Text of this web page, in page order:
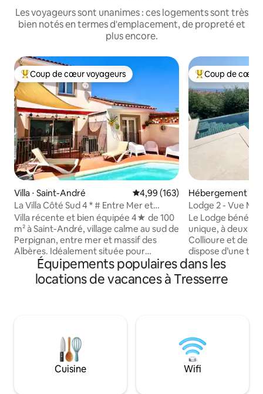
Les voyageurs sont unanimes : ces logements sont très
bien notés en termes d'emplacement, de propreté et
plus encore.
Coups de cœur voyageurs les plus appréciés
Coup de cœur voyageurs
Villa ⋅ Saint-André Évaluation moyenne sur la
4,99 (163)
La Villa Côté Sud 4 * # Entre Mer et
Montagne #
Villa récente et bien équipée 4★ de 100
m² à Saint-André, village calme au sud de
Perpignan, entre mer et massif des
Albères. Idéalement située pour
découvrir notre région, à 10 min des
plages, 15 min de Collioure et 30 min de
l’Espagne. Capacité 6 personnes, 3
privative sécurisée. Commerces et
activités à proximité, quartier résidentiel
Coups de cœur
Coup de cœur
Hébergement ⋅
Lodge 2 - Vue
privée
Le Lodge
unique, à deux
Collioure et de
dispose d’une
privative à
offrant un cadre
en toute intimité.
Lodge bénéficie
extérieur gratuit
recharge.
Équipements populaires dans les
locations de vacances à Tresserre
Cuisine Wifi